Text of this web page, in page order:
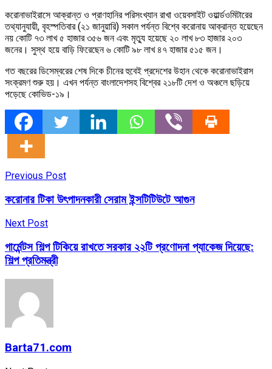
করোনাভাইরাসে আক্রান্ত ও প্রাণহানির পরিসংখ্যান রাখা ওয়েবসাইট ওয়ার্ল্ডওমিটারের
তথ্যানুযায়ী, বৃহস্পতিবার (২১ জানুয়ারি) সকাল পর্যন্ত বিশ্বে করোনায় আক্রান্ত হয়েছেন
নয় কোটি ৭৩ লাখ ৫ হাজার ৩৫৬ জন এবং মৃত্যু হয়েছে ২০ লাখ ৮৩ হাজার ২০৩
জনের। সুস্থ হয়ে বাড়ি ফিরেছেন ৬ কোটি ৯৮ লাখ ৪৭ হাজার ৫১৫ জন।
গত বছরের ডিসেম্বরের শেষ দিকে চীনের হুবেই প্রদেশের উহান থেকে করোনাভাইরাস
সংক্রমণ শুরু হয়। এখন পর্যন্ত বাংলাদেশসহ বিশ্বের ২১৮টি দেশ ও অঞ্চলে ছড়িয়ে
পড়েছে কোভিড-১৯।
Previous Post
করোনার টিকা উৎপাদনকারী সেরাম ইন্সটিটিউটে আগুন
Next Post
গার্মেন্টস শিল্প টিকিয়ে রাখতে সরকার ২২টি প্রণোদনা প্যাকেজ দিয়েছে:
শিল্প প্রতিমন্ত্রী
Barta71.com